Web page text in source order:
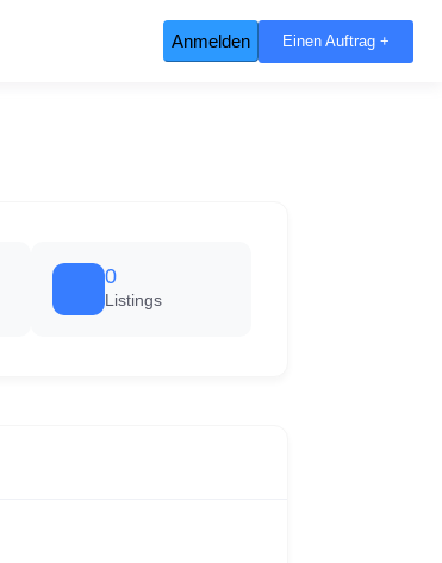
Anmelden Einen Auftrag +
0
Listings